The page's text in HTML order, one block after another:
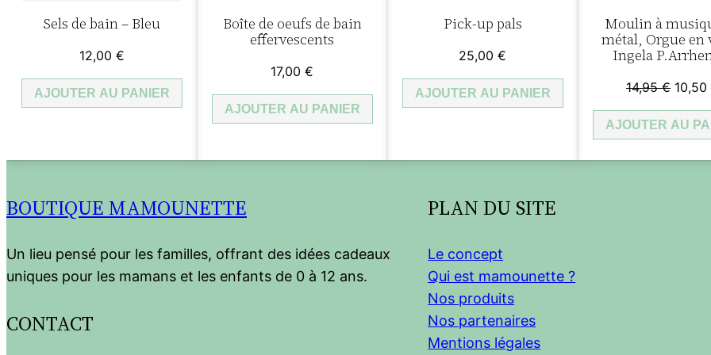
a
T
Sels de bain – Bleu
12,00 €
AJOUTER AU PANIER
Boîte de oeufs de bain
effervescents
17,00 €
AJOUTER AU PANIER
Pick-up pals
25,00 €
AJOUTER AU PANIER
Moulin à
métal, Orgue en
Ingela
14,95€ Le
prix
initial
14,95
10,50
AJOUTER AU
BOUTIQUE MAMOUNETTE
Un lieu pensé pour les familles, offrant des idées cadeaux
uniques pour les mamans et les enfants de 0 à 12 ans.
CONTACT
PLAN DU SITE
Le concept
Qui est mamounette ?
Nos produits
Nos partenaires
Mentions légales